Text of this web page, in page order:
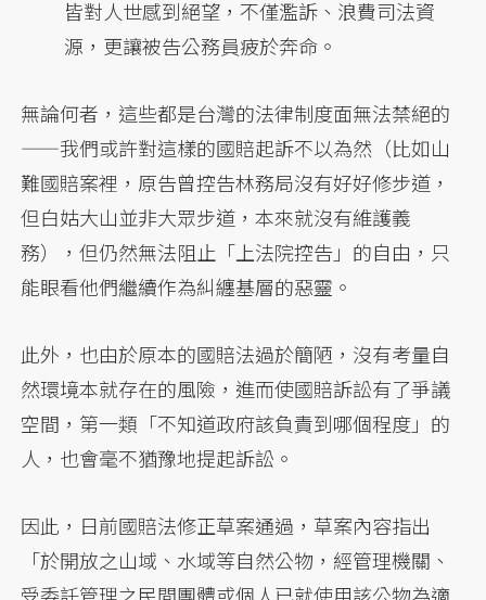
皆對人世感到絕望，不僅濫訴、浪費司法資
源，更讓被告公務員疲於奔命。
無論何者，這些都是台灣的法律制度面無法禁絕的
——我們或許對這樣的國賠起訴不以為然（比如山
難國賠案裡，原告曾控告林務局沒有好好修步道，
但白姑大山並非大眾步道，本來就沒有維護義
務），但仍然無法阻止「上法院控告」的自由，只
能眼看他們繼續作為糾纏基層的惡靈。
此外，也由於原本的國賠法過於簡陋，沒有考量自
然環境本就存在的風險，進而使國賠訴訟有了爭議
空間，第一類「不知道政府該負責到哪個程度」的
人，也會毫不猶豫地提起訴訟。
因此，日前國賠法修正草案通過，草案內容指出
「於開放之山域、水域等自然公物，經管理機關、